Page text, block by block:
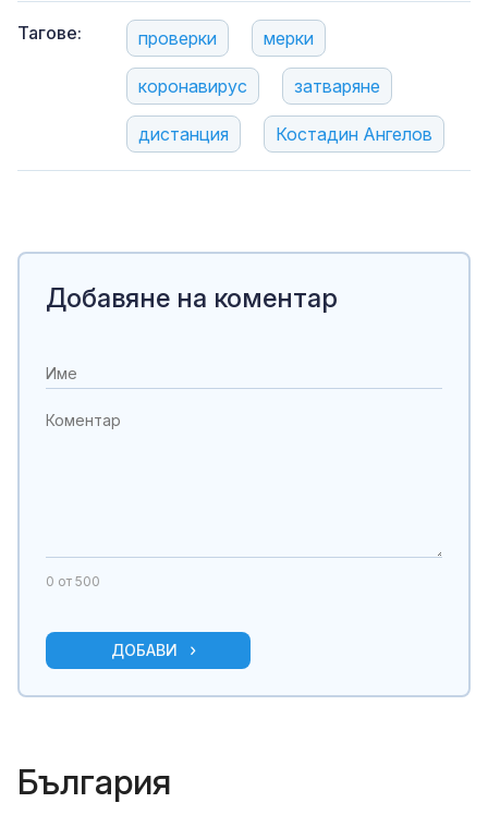
Тагове: проверки мерки
коронавирус затваряне
дистанция Костадин Ангелов
Добавяне на коментар
0 от 500
ДОБАВИ
България